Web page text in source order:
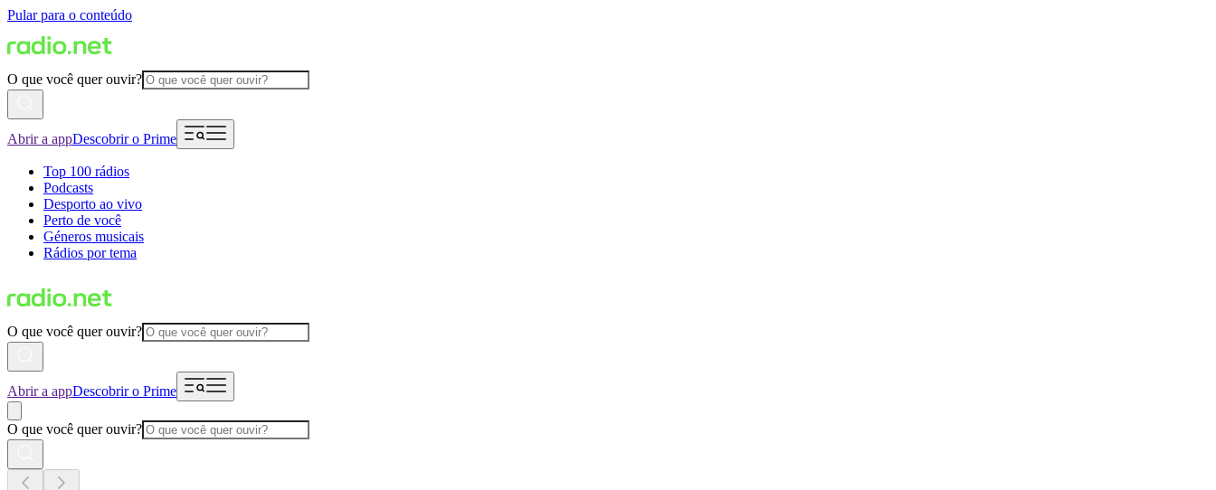
Pular para o conteúdo
O que você quer ouvir?
Abrir a appDescobrir o Prime
Top 100 rádios
Podcasts
Desporto ao vivo
Perto de você
Géneros musicais
Rádios por tema
O que você quer ouvir?
Abrir a appDescobrir o Prime
O que você quer ouvir?